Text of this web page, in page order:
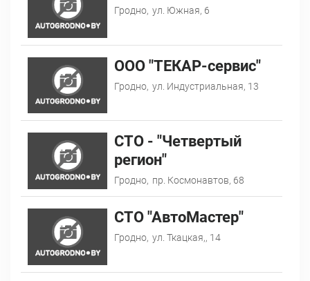
Гродно, ул. Южная, 6
ООО "ТЕКАР-сервис"
Гродно, ул. Индустриальная, 13
СТО - "Четвертый
регион"
Гродно, пр. Космонавтов, 68
СТО "АвтоМастер"
Гродно, ул. Ткацкая,, 14